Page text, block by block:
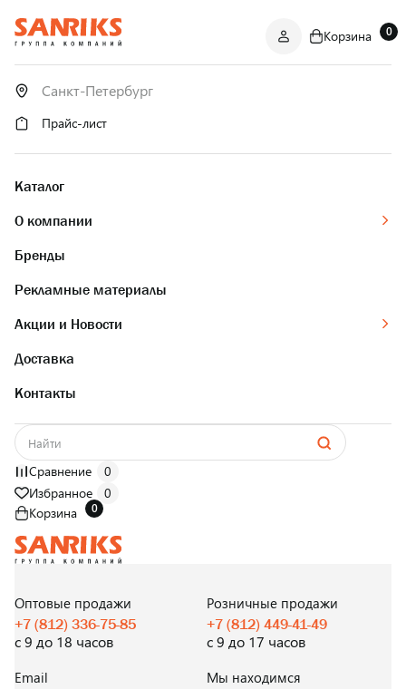
ОПТОМ
И В РОЗНИЦУ
Корзина 0
Прайс-лист
Каталог
О компании
Бренды
Рекламные материалы
Акции и Новости
Доставка
Контакты
Сравнение
0
Избранное
0
Корзина
0
И В РОЗНИЦУ
Оптовые продажи
+7 (812) 336-75-85
с 9 до 18 часов
Розничные продажи
+7 (812) 449-41-49
с 9 до 17 часов
Email Мы находимся